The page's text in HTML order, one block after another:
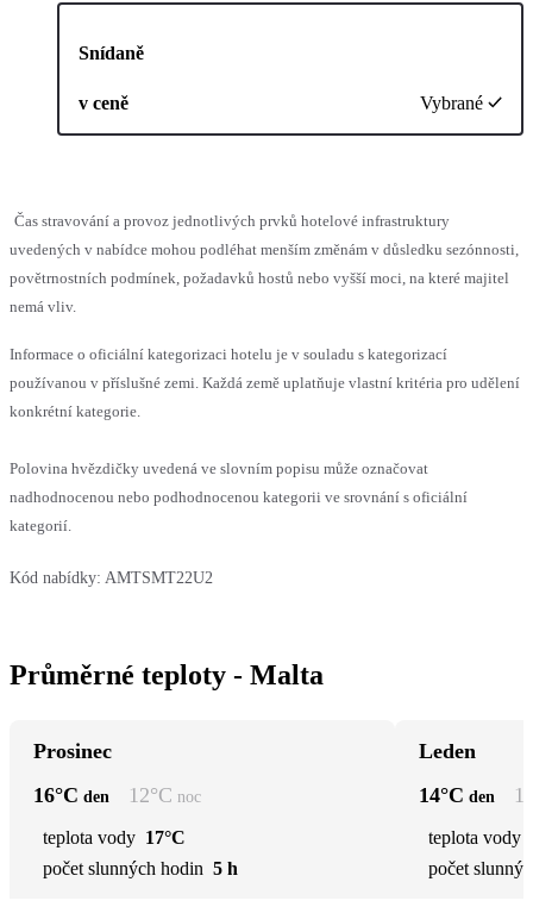
Snídaně
v ceně Vybrané
Čas stravování a provoz jednotlivých prvků hotelové infrastruktury
uvedených v nabídce mohou podléhat menším změnám v důsledku sezónnosti,
povětrnostních podmínek, požadavků hostů nebo vyšší moci, na které majitel
nemá vliv.
Informace o oficiální kategorizaci hotelu je v souladu s kategorizací
používanou v příslušné zemi. Každá země uplatňuje vlastní kritéria pro udělení
konkrétní kategorie.
Polovina hvězdičky uvedená ve slovním popisu může označovat
nadhodnocenou nebo podhodnocenou kategorii ve srovnání s oficiální
kategorií.
Kód nabídky: AMTSMT22U2
Průměrné teploty - Malta
Prosinec
16°C den 12°C noc
teplota vody 17°C
počet slunných hodin 5 h
Leden
14°C den
teplota vody
počet